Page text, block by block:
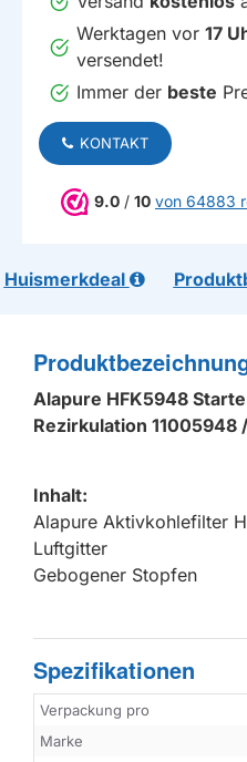
Werktagen vor 17
versendet!
Immer der beste
KONTAKT
9.0 / 10 von 64883
Huismerkdeal
Alapure HFK5948
Rezirkulation 11005948
Inhalt:
Alapure Aktivkohlefilter
Luftgitter
Gebogener Stopfen
Spezifikationen
Verpackung pro
Marke